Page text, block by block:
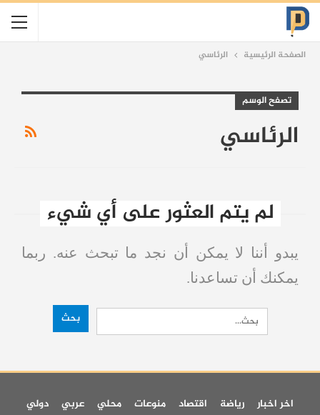
الصفحة الرئيسية الرئاسي
تصفح الوسم
الرئاسي
لم يتم العثور على أي شيء
يبدو أننا لا يمكن أن نجد ما تبحث عنه. ربما
يمكنك أن تساعدنا.
اخر اخبار رياضة اقتصاد منوعات محلي عربي
دولي